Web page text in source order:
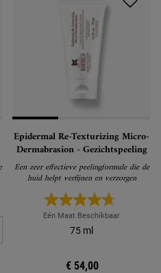
Epidermal Re-Texturizing Micro-
Dermabrasion - Gezichtspeeling
Een zeer effectieve peelingformule die de
huid helpt verfijnen en verzorgen
Eén Maat Beschikbaar
75 ml
€ 54,00